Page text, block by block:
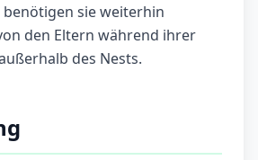
benötigen sie weiterhin
den Eltern während ihrer
des Nests.